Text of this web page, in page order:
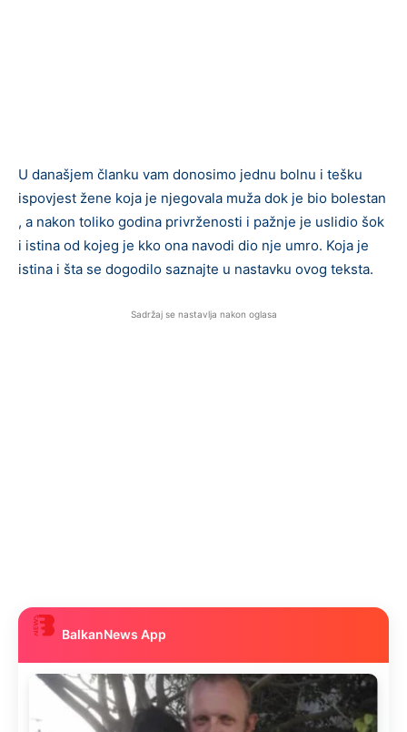
U današjem članku vam donosimo jednu bolnu i tešku
ispovjest žene koja je njegovala muža dok je bio bolestan
, a nakon toliko godina privrženosti i pažnje je uslidio šok
i istina od kojeg je kko ona navodi dio nje umro. Koja je
istina i šta se dogodilo saznajte u nastavku ovog teksta.
Sadržaj se nastavlja nakon oglasa
BalkanNews App